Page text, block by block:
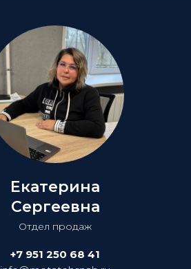
Екатерина
Сергеевна
Отдел продаж
+7 951 250 68 41